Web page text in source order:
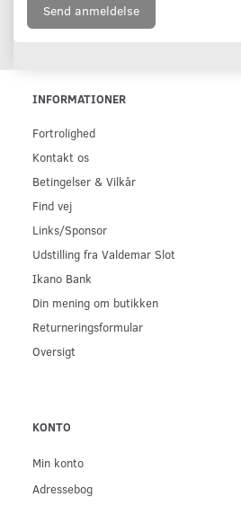
Send anmeldelse
INFORMATIONER
Fortrolighed
Kontakt os
Betingelser & Vilkår
Find vej
Links/Sponsor
Udstilling fra Valdemar Slot
Ikano Bank
Din mening om butikken
Returneringsformular
Oversigt
KONTO
Min konto
Adressebog